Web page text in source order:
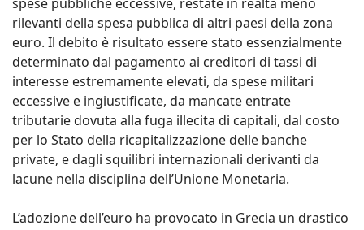
rilevanti della spesa pubblica di altri paesi della zona
euro. Il debito è risultato essere stato essenzialmente
determinato dal pagamento ai creditori di tassi di
interesse estremamente elevati, da spese militari
eccessive e ingiustificate, da mancate entrate
tributarie dovuta alla fuga illecita di capitali, dal costo
per lo Stato della ricapitalizzazione delle banche
private, e dagli squilibri internazionali derivanti da
lacune nella disciplina dell’Unione Monetaria.
L’adozione dell’euro ha provocato in Grecia un drastico